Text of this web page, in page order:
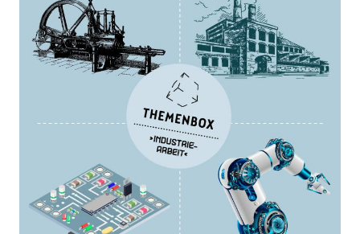
Zur Wunschliste hinzufügen
Gestern – Heute – Morgen: Eine Geschichte der
Verlag: Büchereiservice 01.05.2026
Box ISBN: THEMENBOXIND1